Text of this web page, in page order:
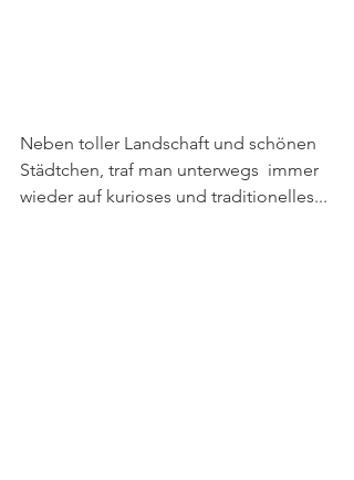
Neben toller Landschaft und schönen
Städtchen, traf man unterwegs  immer
wieder auf kurioses und traditionelles...